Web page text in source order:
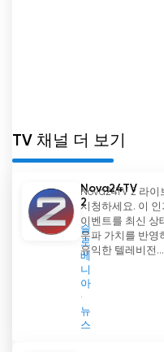
TV 채널 더 보기
Nova24TV
2
슬
로
베
니
아
뉴
스
Nova24TV 2 라
시청하세요. 이 인
이벤트를 최신 상
우파 가치를 반영
유익한 텔레비전...